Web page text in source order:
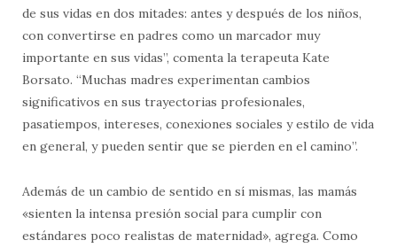
de sus vidas en dos mitades: antes y después de los niños,
con convertirse en padres como un marcador muy
importante en sus vidas”, comenta la terapeuta Kate
Borsato. “Muchas madres experimentan cambios
significativos en sus trayectorias profesionales,
pasatiempos, intereses, conexiones sociales y estilo de vida
en general, y pueden sentir que se pierden en el camino”.
Además de un cambio de sentido en sí mismas, las mamás
«sienten la intensa presión social para cumplir con
estándares poco realistas de maternidad», agrega. Como